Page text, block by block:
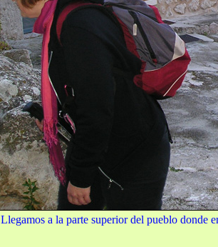
Llegamos a la parte superior del pueblo donde